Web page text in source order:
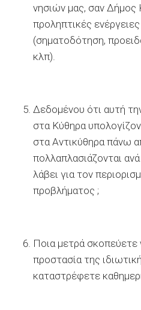
νησιών μας, σαν Δήμος
προληπτικές
(σηματοδότηση,
κλπ).
Δεδομένου ότι αυτή
στα Κύθηρα
στα Αντικύθηρα πάνω
πολλαπλασιάζονται
λάβει για τον
προβλήματος ;
Ποια μετρά σκοπεύετε
προστασία της
καταστρέφετε